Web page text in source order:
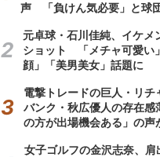
声 「負けん気必要」と球
元卓球・石川佳純、イケメ
ショット 「メチャ可愛い
顔」「美男美女」話題に
電撃トレードの巨人・リチ
バンク・秋広優人の存在感
の方が出場機会ある」の声
女子ゴルフの金沢志奈、肩